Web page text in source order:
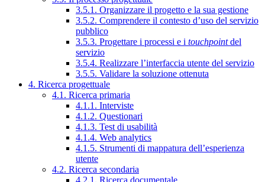
3.5.1. Organizzare il progetto e la sua gestione
3.5.2. Comprendere il contesto d’uso del servizio
pubblico
3.5.3. Progettare i processi e i touchpointdel
servizio
3.5.4. Realizzare l’interfaccia utente del servizio
3.5.5. Validare la soluzione ottenuta
4. Ricerca progettuale
4.1. Ricerca primaria
4.1.1. Interviste
4.1.2. Questionari
4.1.3. Test di usabilità
4.1.4. Web analytics
4.1.5. Strumenti di mappatura dell’esperienza
utente
4.2. Ricerca secondaria
4.2.1. Ricerca documentale